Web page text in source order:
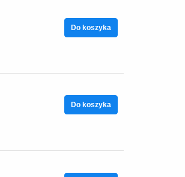
Do koszyka
Do koszyka